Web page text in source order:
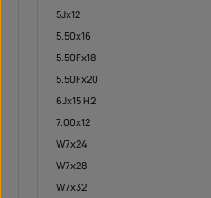
5Jx12
5.50x16
5.50Fx18
5.50Fx20
6Jx15 H2
7.00x12
W7x24
W7x28
W7x32